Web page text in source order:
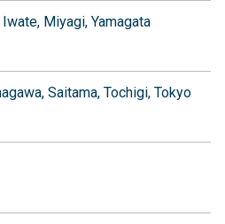
Iwate Miyagi Yamagata
Saitama Tochigi Tokyo